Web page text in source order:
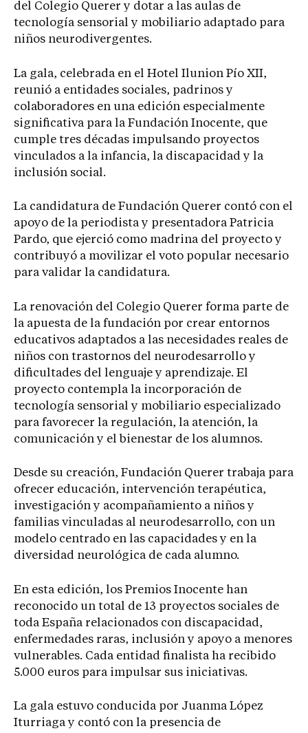
del Colegio Querer y dotar a las aulas de
tecnología sensorial y mobiliario adaptado para
niños neurodivergentes.
La gala, celebrada en el Hotel Ilunion Pío XII,
reunió a entidades sociales, padrinos y
colaboradores en una edición especialmente
significativa para la Fundación Inocente, que
cumple tres décadas impulsando proyectos
vinculados a la infancia, la discapacidad y la
inclusión social.
La candidatura de Fundación Querer contó con el
apoyo de la periodista y presentadora Patricia
Pardo, que ejerció como madrina del proyecto y
contribuyó a movilizar el voto popular necesario
para validar la candidatura.
La renovación del Colegio Querer forma parte de
la apuesta de la fundación por crear entornos
educativos adaptados a las necesidades reales de
niños con trastornos del neurodesarrollo y
dificultades del lenguaje y aprendizaje. El
proyecto contempla la incorporación de
tecnología sensorial y mobiliario especializado
para favorecer la regulación, la atención, la
comunicación y el bienestar de los alumnos.
Desde su creación, Fundación Querer trabaja para
ofrecer educación, intervención terapéutica,
investigación y acompañamiento a niños y
familias vinculadas al neurodesarrollo, con un
modelo centrado en las capacidades y en la
diversidad neurológica de cada alumno.
En esta edición, los Premios Inocente han
reconocido un total de 13 proyectos sociales de
toda España relacionados con discapacidad,
enfermedades raras, inclusión y apoyo a menores
vulnerables. Cada entidad finalista ha recibido
5.000 euros para impulsar sus iniciativas.
La gala estuvo conducida por Juanma López
Iturriaga y contó con la presencia de